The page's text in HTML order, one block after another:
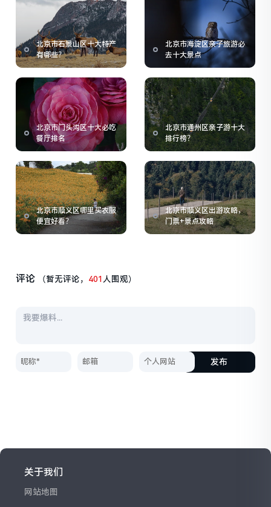
北京市石景山区十大特产
有哪些？
北京市海淀区亲子旅游必
去十大景点
北京市门头沟区十大必吃
餐厅排名
北京市通州区亲子游十大
排行榜？
北京市顺义区哪里买衣服
便宜好看？
北京市顺义区出游攻略，
门票+景点攻略
评论 （暂无评论， 401人围观）
发布
关于我们
网站地图